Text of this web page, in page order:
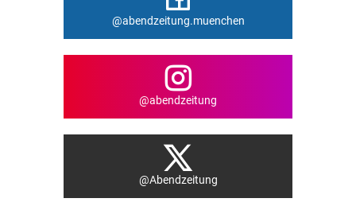
@abendzeitung.muenchen
@abendzeitung
@Abendzeitung